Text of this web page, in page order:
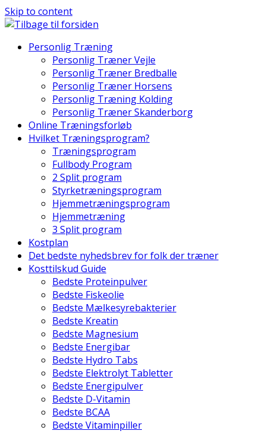
Skip to content
Personlig Træning
Personlig Træner Vejle
Personlig Træner Bredballe
Personlig Træner Horsens
Personlig Træning Kolding
Personlig Træner Skanderborg
Online Træningsforløb
Hvilket Træningsprogram?
Træningsprogram
Fullbody Program
2 Split program
Styrketræningsprogram
Hjemmetræningsprogram
Hjemmetræning
3 Split program
Kostplan
Det bedste nyhedsbrev for folk der træner
Kosttilskud Guide
Bedste Proteinpulver
Bedste Fiskeolie
Bedste Mælkesyrebakterier
Bedste Kreatin
Bedste Magnesium
Bedste Energibar
Bedste Hydro Tabs
Bedste Elektrolyt Tabletter
Bedste Energipulver
Bedste D-Vitamin
Bedste BCAA
Bedste Vitaminpiller